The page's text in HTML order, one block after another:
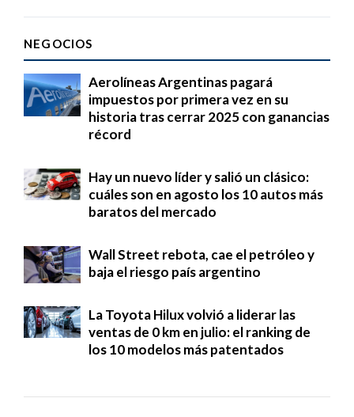
NEGOCIOS
Aerolíneas Argentinas pagará
impuestos por primera vez en su
historia tras cerrar 2025 con ganancias
récord
Hay un nuevo líder y salió un clásico:
cuáles son en agosto los 10 autos más
baratos del mercado
Wall Street rebota, cae el petróleo y
baja el riesgo país argentino
La Toyota Hilux volvió a liderar las
ventas de 0 km en julio: el ranking de
los 10 modelos más patentados